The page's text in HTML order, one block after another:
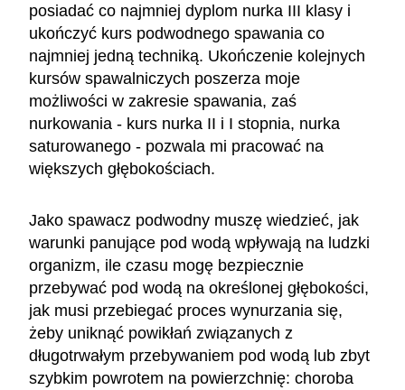
posiadać co najmniej dyplom nurka III klasy i
ukończyć kurs podwodnego spawania co
najmniej jedną techniką. Ukończenie kolejnych
kursów spawalniczych poszerza moje
możliwości w zakresie spawania, zaś
nurkowania - kurs nurka II i I stopnia, nurka
saturowanego - pozwala mi pracować na
większych głębokościach.
Jako spawacz podwodny muszę wiedzieć, jak
warunki panujące pod wodą wpływają na ludzki
organizm, ile czasu mogę bezpiecznie
przebywać pod wodą na określonej głębokości,
jak musi przebiegać proces wynurzania się,
żeby uniknąć powikłań związanych z
długotrwałym przebywaniem pod wodą lub zbyt
szybkim powrotem na powierzchnię: choroba